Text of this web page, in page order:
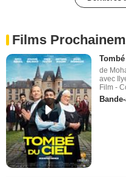
Films
de
avec
Film -